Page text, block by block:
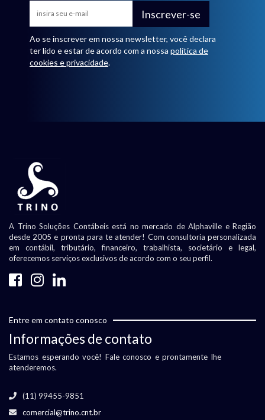
Inscrever-se
Ao se inscrever em nossa newsletter, você declara
ter lido e estar de acordo com a nossa política de
cookies e privacidade.
A Trino Soluções Contábeis está no mercado de Alphaville e Região
desde 2005 e pronta para te atender! Com consultoria personalizada
em contábil, tributário, financeiro, trabalhista, societário e legal,
oferecemos serviços exclusivos de acordo com o seu perfil.
Entre em contato conosco
Informações de contato
Estamos esperando você! Fale conosco e prontamente lhe
atenderemos.
(11) 99455-9851
comercial@trino.cnt.br